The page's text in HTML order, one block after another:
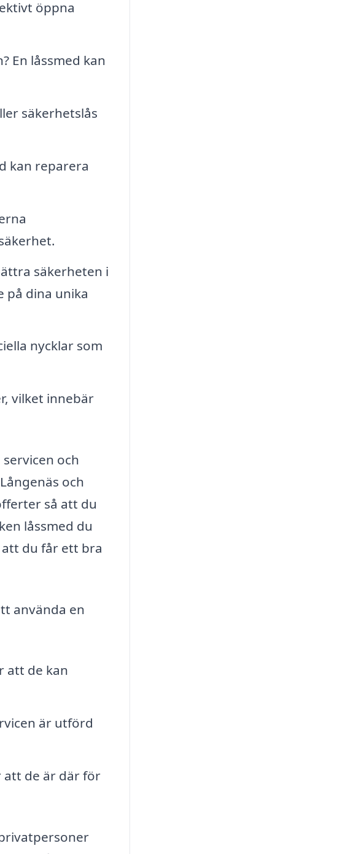
öppna
En låssmed kan
säkerhetslås
kan reparera
säkerheten i
på dina unika
nycklar som
vilket innebär
och
och
så att du
låssmed du
du får ett bra
använda en
att de kan
är utförd
att de är där för